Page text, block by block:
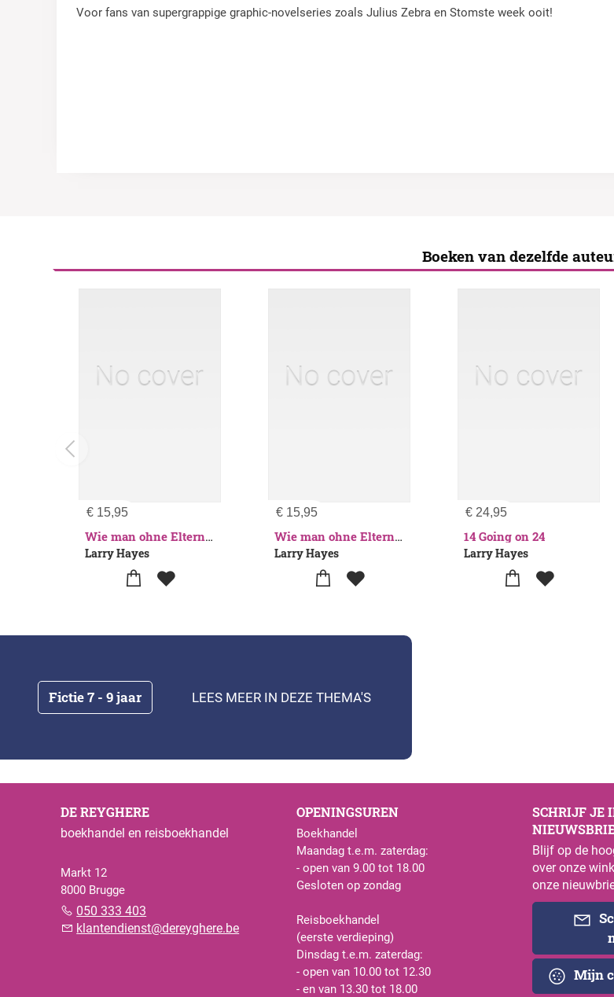
Voor fans van supergrappige graphic-novelseries zoals Julius Zebra en Stomste week ooit!
Boeken van dezelfde
€ 15,95
Wie man ohne Eltern überlebt - immer noch! Die explosive Zeitreise mit der Bratpfanne des Todes
Larry Hayes
€15,95
Wie man ohne Eltern überlebt - jetzt wirklich! Der phänomenal abgefahrene Angriff auf das Donut-Raumschiff
Larry Hayes
€24,95
14 Going on 24
Larry Hayes
Fictie 7 - 9 jaar LEES MEER IN DEZE THEMA'S
DE REYGHERE
boekhandel en reisboekhandel
Markt 12
8000 Brugge
050 333 403
klantendienst@dereyghere.be
OPENINGSUREN
Boekhandel
Maandag t.e.m. zaterdag:
- open van 9.00 tot 18.00
Gesloten op zondag
Reisboekhandel
(eerste verdieping)
Dinsdag t.e.m. zaterdag:
- open van 10.00 tot 12.30
- en van 13.30 tot 18.00
SCHRIJF JE
Blijf op de
over onze
onze
Mijn